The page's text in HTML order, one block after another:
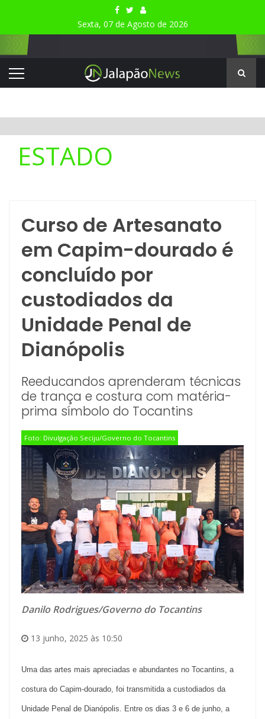
Sexta, 07 de Agosto de 2026
ESTADO
Curso de Artesanato
em Capim-dourado é
concluído por
custodiados da
Unidade Penal de
Dianópolis
Reeducandos aprenderam técnicas
de trança e costura com matéria-
prima símbolo do Tocantins
Foto: Divulgação Seciju/Governo do Tocantins
Danilo Rodrigues/Governo do Tocantins
13 junho, 2025 às 10:50
Uma das artes mais apreciadas e abundantes no Tocantins, a
costura do Capim-dourado, foi transmitida a custodiados da
Unidade Penal de Dianópolis. Entre os dias 3 e 6 de junho, a